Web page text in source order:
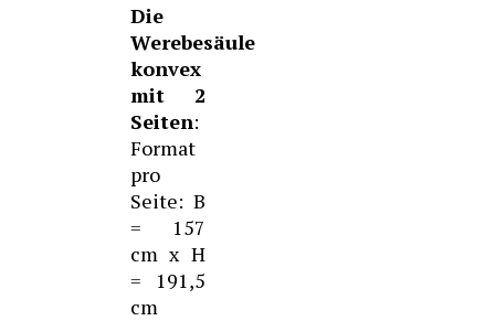
Die
Werebesäule
konvex
mit 2
Seiten:
Format
pro
Seite: B
= 157
cm x H
= 191,5
cm